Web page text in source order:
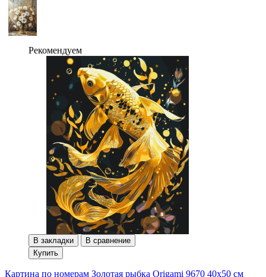
Рекомендуем
В закладки
В сравнение
Купить
Картина по номерам Золотая рыбка Origami 9670 40x50 см